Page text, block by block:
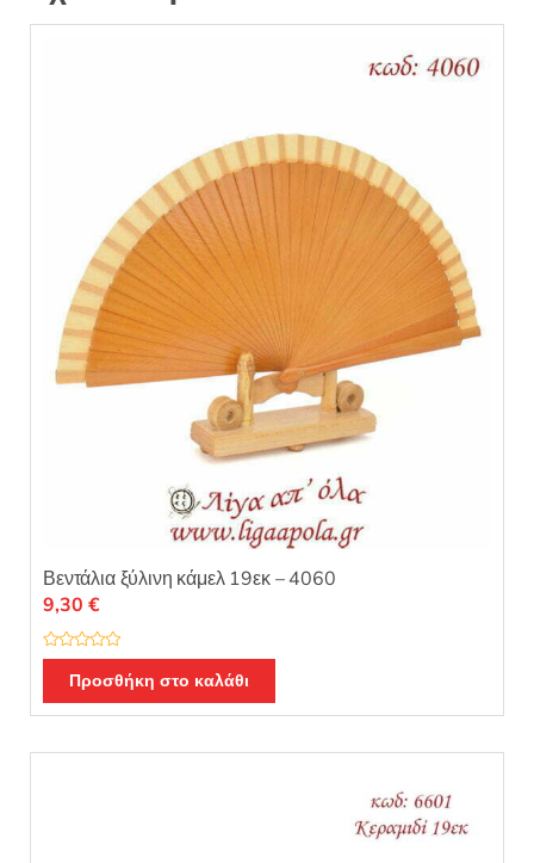
Βεντάλια ξύλινη κάμελ 19εκ – 4060
Β
μ
ο
9,30 €
Προσθήκη στο καλάθι